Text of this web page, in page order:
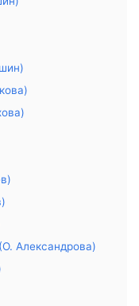
Александрова)